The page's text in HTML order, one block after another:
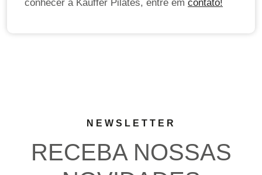
conhecer a Kauffer Pilates, entre em contato!
NEWSLETTER
RECEBA NOSSAS